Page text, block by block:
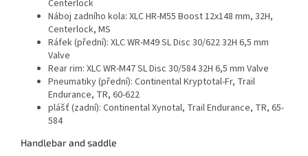
Centerlock
Náboj zadního kola: XLC HR-M55 Boost 12x148 mm, 32H,
Centerlock, MS
Ráfek (přední): XLC WR-M49 SL Disc 30/622 32H 6,5 mm
Valve
Rear rim: XLC WR-M47 SL Disc 30/584 32H 6,5 mm Valve
Pneumatiky (přední): Continental Kryptotal-Fr, Trail
Endurance, TR, 60-622
plášť (zadní): Continental Xynotal, Trail Endurance, TR, 65-
584
Handlebar and saddle